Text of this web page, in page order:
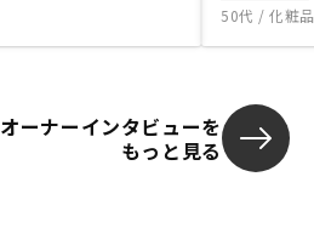
50代 / 化粧
オーナーインタビューを
もっと見る